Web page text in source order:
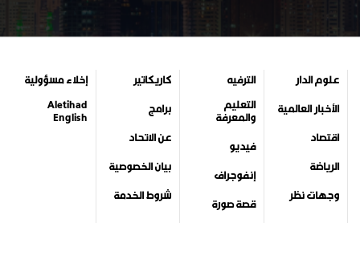
علوم الدار
الأخبار العالمية
اقتصاد
الرياضة
وجهات نظر
الترفيه
التعليم
والمعرفة
فيديو
إنفوجراف
قصة صورة
كاريكاتير
برامج
عن الاتحاد
بيان الخصوصية
شروط الخدمة
إخلاء مسؤولية
Aletihad
English